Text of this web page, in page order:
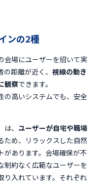
ンの2種
会場にユーザーを招いて実
距離が近く、 視線の動き
観察できます。
の高いシステムでも、安全
、 ユーザーが自宅や職場
ため、リラックスした自然
があります。会場確保が不
制約なく広範なユーザーを
り入れています。それぞれ